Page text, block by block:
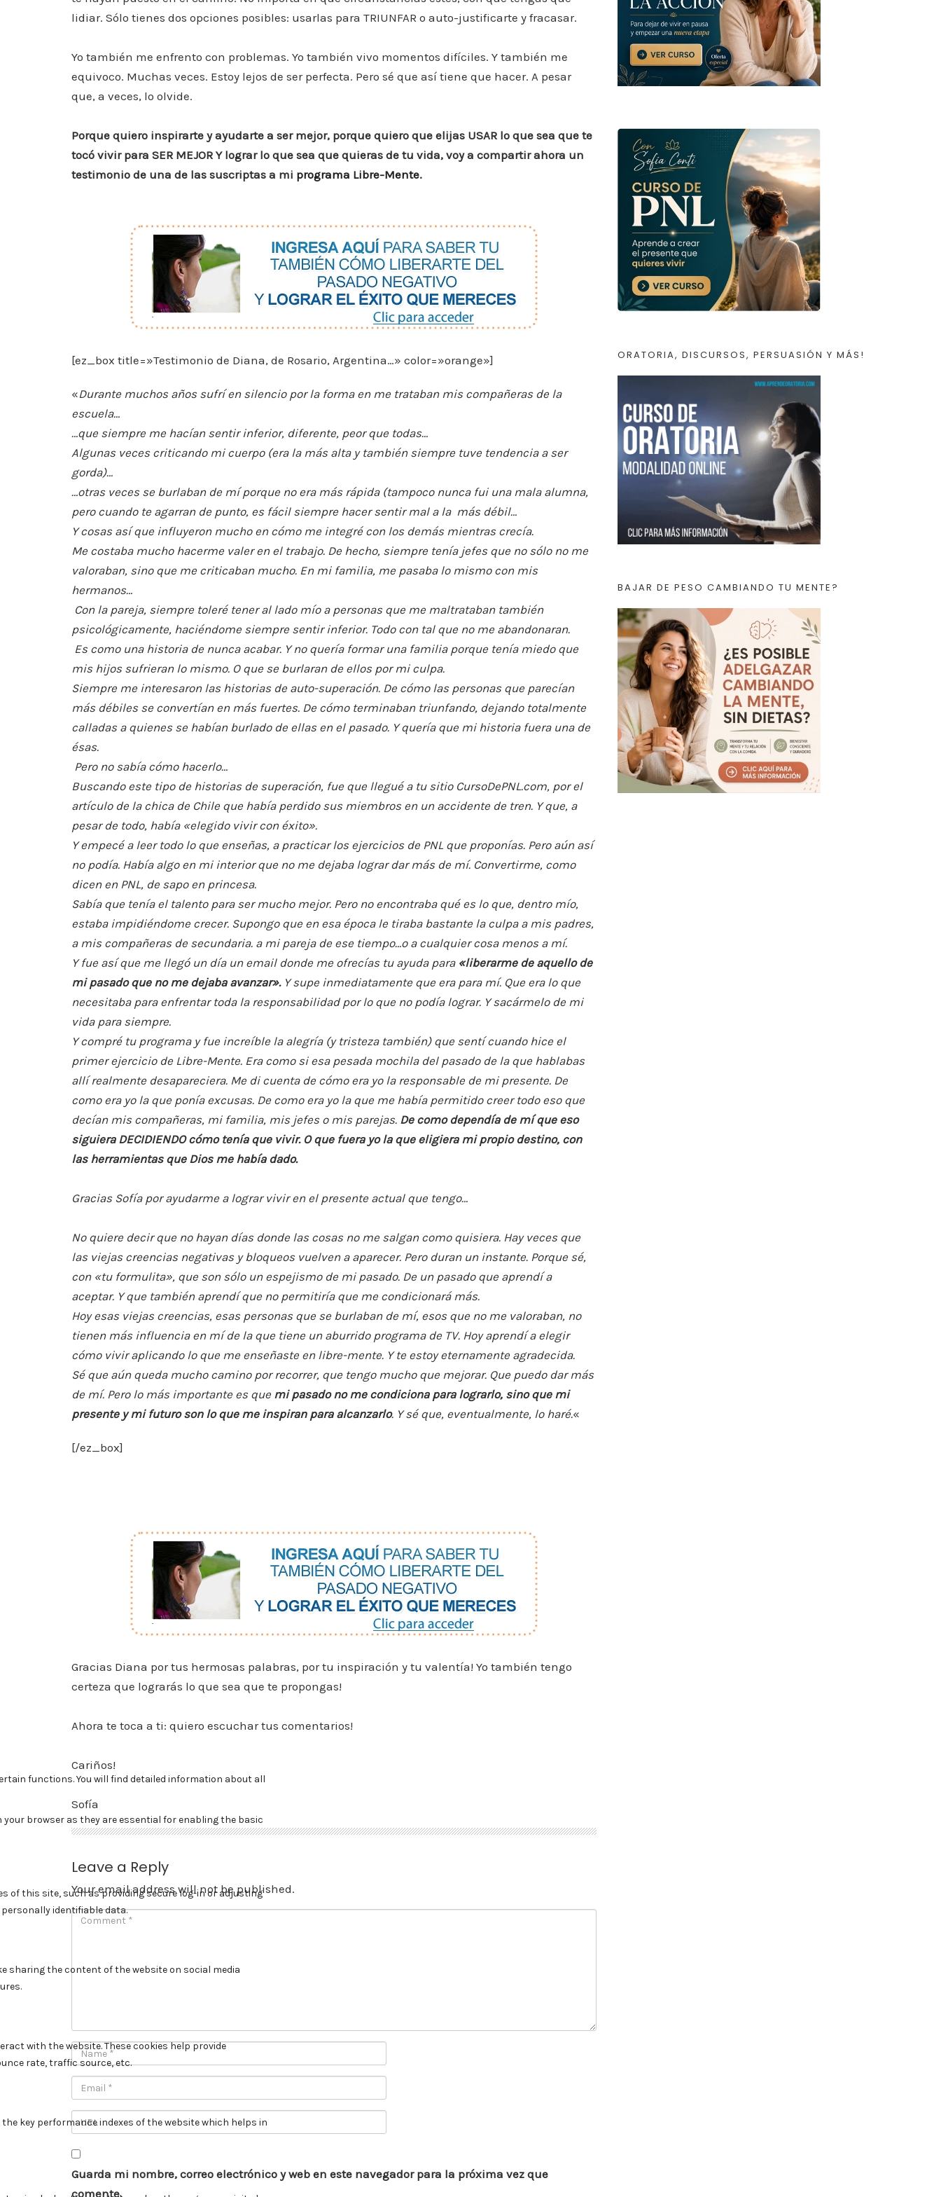
e
o
o
k
er l
s
p
p
e
e
dI
n
a
m
p
ti
r
lidiar. Sólo tienes dos opciones posibles: usarlas para TRIUNFAR o auto-justificarte y fracasar.
Yo también me enfrento con problemas. Yo también vivo momentos difíciles. Y también me
equivoco. Muchas veces. Estoy lejos de ser perfecta. Pero sé que así tiene que hacer. A pesar
que, a veces, lo olvide.
Porque quiero inspirarte y ayudarte a ser mejor, porque quiero que elijas USAR lo que sea que te
tocó vivir para SER MEJOR Y lograr lo que sea que quieras de tu vida, voy a compartir ahora un
testimonio de una de las suscriptas a mi programa Libre-Mente.
[ez_box title=»Testimonio de Diana, de Rosario, Argentina…» color=»orange»]
«Durante muchos años sufrí en silencio por la forma en me trataban mis compañeras de la
escuela…
…que siempre me hacían sentir inferior, diferente, peor que todas…
Algunas veces criticando mi cuerpo (era la más alta y también siempre tuve tendencia a ser
gorda)…
…otras veces se burlaban de mí porque no era más rápida (tampoco nunca fui una mala alumna,
pero cuando te agarran de punto, es fácil siempre hacer sentir mal a la más débil…
Y cosas así que influyeron mucho en cómo me integré con los demás mientras crecía.
Me costaba mucho hacerme valer en el trabajo. De hecho, siempre tenía jefes que no sólo no me
valoraban, sino que me criticaban mucho. En mi familia, me pasaba lo mismo con mis
hermanos…
Con la pareja, siempre toleré tener al lado mío a personas que me maltrataban también
psicológicamente, haciéndome siempre sentir inferior. Todo con tal que no me abandonaran.
Es como una historia de nunca acabar. Y no quería formar una familia porque tenía miedo que
mis hijos sufrieran lo mismo. O que se burlaran de ellos por mi culpa.
Siempre me interesaron las historias de auto-superación. De cómo las personas que parecían
más débiles se convertían en más fuertes. De cómo terminaban triunfando, dejando totalmente
calladas a quienes se habían burlado de ellas en el pasado. Y quería que mi historia fuera una de
ésas.
Pero no sabía cómo hacerlo…
Buscando este tipo de historias de superación, fue que llegué a tu sitio CursoDePNL.com, por el
artículo de la chica de Chile que había perdido sus miembros en un accidente de tren. Y que, a
pesar de todo, había «elegido vivir con éxito».
Y empecé a leer todo lo que enseñas, a practicar los ejercicios de PNL que proponías. Pero aún así
no podía. Había algo en mi interior que no me dejaba lograr dar más de mí. Convertirme, como
dicen en PNL, de sapo en princesa.
Sabía que tenía el talento para ser mucho mejor. Pero no encontraba qué es lo que, dentro mío,
estaba impidiéndome crecer. Supongo que en esa época le tiraba bastante la culpa a mis padres,
a mis compañeras de secundaria. a mi pareja de ese tiempo…o a cualquier cosa menos a mí.
Y fue así que me llegó un día un email donde me ofrecías tu ayuda para «liberarme de aquello de
mi pasado que no me dejaba avanzar».Y supe inmediatamente que era para mí. Que era lo que
necesitaba para enfrentar toda la responsabilidad por lo que no podía lograr. Y sacármelo de mi
vida para siempre.
Y compré tu programa y fue increíble la alegría (y tristeza también) que sentí cuando hice el
primer ejercicio de Libre-Mente. Era como si esa pesada mochila del pasado de la que hablabas
allí realmente desapareciera. Me di cuenta de cómo era yo la responsable de mi presente. De
como era yo la que ponía excusas. De como era yo la que me había permitido creer todo eso que
decían mis compañeras, mi familia, mis jefes o mis parejas. De como dependía de mí que eso
siguiera DECIDIENDO cómo tenía que vivir. O que fuera yo la que eligiera mi propio destino, con
las herramientas que Dios me había dado.
Gracias Sofía por ayudarme a lograr vivir en el presente actual que tengo…
No quiere decir que no hayan días donde las cosas no me salgan como quisiera. Hay veces que
las viejas creencias negativas y bloqueos vuelven a aparecer. Pero duran un instante. Porque sé,
con «tu formulita», que son sólo un espejismo de mi pasado. De un pasado que aprendí a
aceptar. Y que también aprendí que no permitiría que me condicionará más.
Hoy esas viejas creencias, esas personas que se burlaban de mí, esos que no me valoraban, no
tienen más influencia en mí de la que tiene un aburrido programa de TV. Hoy aprendí a elegir
cómo vivir aplicando lo que me enseñaste en libre-mente. Y te estoy eternamente agradecida.
Sé que aún queda mucho camino por recorrer, que tengo mucho que mejorar. Que puedo dar más
de mí. Pero lo más importante es que mi pasado no me condiciona para lograrlo, sino que mi
presente y mi futuro son lo que me inspiran para alcanzarlo. Y sé que, eventualmente, lo haré.«
[/ez_box]
Gracias Diana por tus hermosas palabras, por tu inspiración y tu valentía! Yo también tengo
certeza que lograrás lo que sea que te propongas!
Ahora te toca a ti: quiero escuchar tus comentarios!
Cariños!
Sofía
Leave a Reply
Your email address will not be published.
Guarda mi nombre, correo electrónico y web en este navegador para la próxima vez que
comente.
ORATORIA, DISCURSOS, PERSUASIÓN Y MÁS!
BAJAR DE PESO CAMBIANDO TU MENTE?